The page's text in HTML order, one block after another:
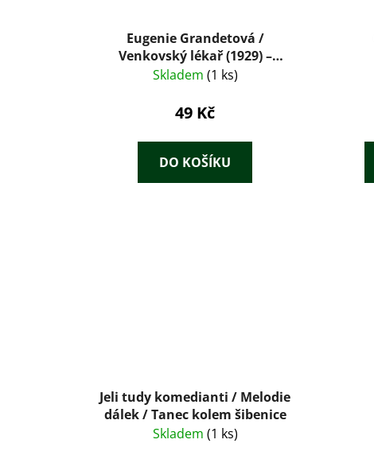
Eugenie Grandetová /
Venkovský lékař (1929) –
Honoré de Balzac, ilustrace
Skladem (1 ks)
49 Kč
DO KOŠÍKU
Jeli tudy komedianti / Melodie
dálek / Tanec kolem šibenice
Skladem (1 ks)